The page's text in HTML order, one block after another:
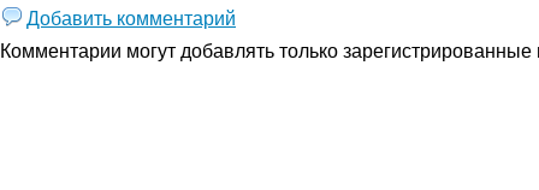
Добавить комментарий
Комментарии могут добавлять толькозарегистрированные